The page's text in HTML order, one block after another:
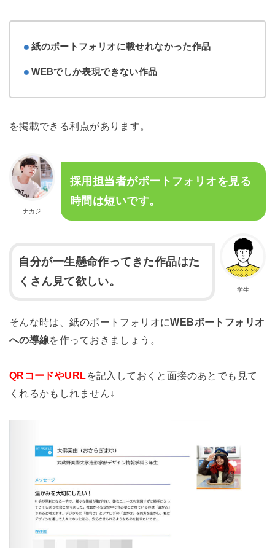
紙のポートフォリオに載せれなかった作品
WEBでしか表現できない作品
を掲載できる利点があります。
ナカジ
採用担当者がポートフォリオを見る
時間は短いです。
学生
自分が一生懸命作ってきた作品はた
くさん見て欲しい。
そんな時は、紙のポートフォリオにWEBポートフォリオ
への導線を作っておきましょう。
QRコードやURLを記入しておくと面接のあとでも見て
くれるかもしれません↓